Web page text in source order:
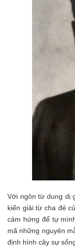
Với ngôn từ dung dị
kiến giải từ cha đẻ
cảm hứng để tự
mã những nguyên
định hình cây sự